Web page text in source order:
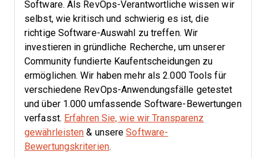
Software. Als RevOps-Verantwortliche wissen wir
selbst, wie kritisch und schwierig es ist, die
richtige Software-Auswahl zu treffen. Wir
investieren in gründliche Recherche, um unserer
Community fundierte Kaufentscheidungen zu
ermöglichen. Wir haben mehr als 2.000 Tools für
verschiedene RevOps-Anwendungsfälle getestet
und über 1.000 umfassende Software-Bewertungen
verfasst. Erfahren Sie, wie wir Transparenz
gewährleisten & unsereSoftware-
Bewertungskriterien.